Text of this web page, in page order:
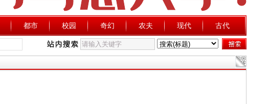
都市 校园 奇幻 农夫 现代 古代